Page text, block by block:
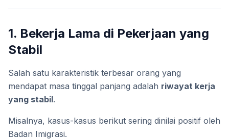
1. Bekerja Lama di Pekerjaan yang
Stabil
Salah satu karakteristik terbesar orang yang
mendapat masa tinggal panjang adalah riwayat kerja
yang stabil.
Misalnya, kasus-kasus berikut sering dinilai positif oleh
Badan Imigrasi.